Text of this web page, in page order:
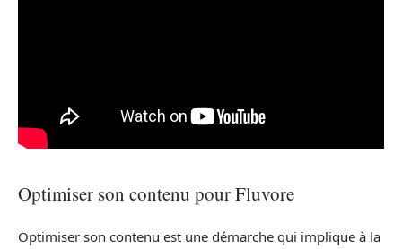
Optimiser son contenu pour Fluvore
Optimiser son contenu est une démarche qui implique à la